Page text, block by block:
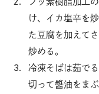
け、イカ塩辛を
た豆腐を加えて
炒める。
冷凍そばは茹で
切って醬油をま